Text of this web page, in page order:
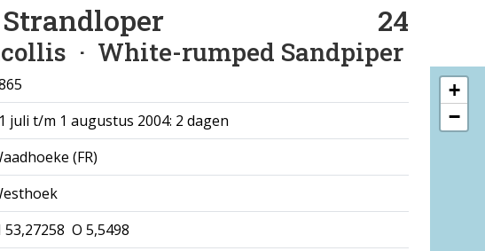
24
· White-rumped Sandpiper
juli t/m 1 augustus 2004: 2 dagen
(FR)
53,27258 O 5,5498
+
−